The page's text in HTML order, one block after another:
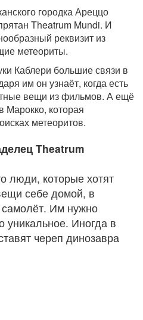
городка Ареццо
Theatrum Mundi. И
реквизит из
метеориты.
Каблери большие связи в
им он узнаёт, когда есть
вещи из фильмов. А ещё
Марокко, которая
метеоритов.
Theatrum
люди, которые хотят
себе домой, в
Им нужно
уникальное. Иногда в
череп динозавра